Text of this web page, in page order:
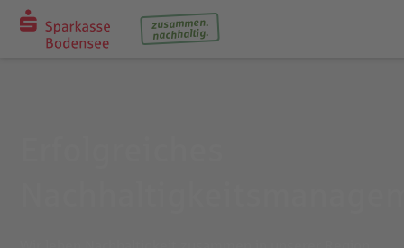
zusammen.
nachhaltig.